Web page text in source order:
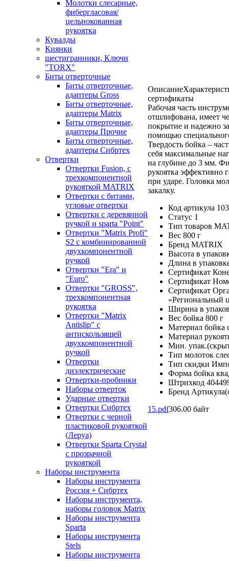
Молотки слесарные,
фибергласовая/
цельнокованная
рукоятка
Кувалды
Киянки
шестигранники, Ключи
"TORX"
Биты отверточные
Биты отверточные,
адаптеры Gross
Биты отверточные,
адаптеры Matrix
Биты отверточные,
адаптеры Прочие
Биты отверточные,
адаптеры Сибртех
Отвертки
Отвертки Fusion, c
трехкомпонентной
рукояткой MATRIX
Отвертки с битами,
угловые отвертки
Отвертки с деревянной
ручкой и sparta "Point"
Отвертки "Matrix Profi"
S2 с комбинированной
двухкомпонентной
ручкой
Отвертки "Era" и
"Euro"
Отвертки "GROSS",
трехкомпонентная
рукоятка
Отвертки "Matrix
Antislip" с
антискользящей
двухкомпонентной
ручкой
Отвертки
диэлектрические
Отвертки-пробники
Наборы отверток
Ударные отвертки
Отвертки Сибртех
Отвертки с черной
пластиковой рукояткой
(Леруа)
Отвертки Sparta Сrystal
c прозрачной
рукояткой
Наборы инструмента
Наборы инструмента
Россия + Сибртех
Наборы инструмента,
наборы головок Matrix
Наборы инструмента
Sparta
Наборы инструмента
Stels
Наборы инструмента
Описание
сертификаты
Рабочая часть
отшлифована, имеет
покрытие и надежно
помощью
Твердость бойка –
себя максимальные
на глубине до 3 мм.
рукоятка эффективно
при ударе. Головка
закалку.
Код артикула
Статус 1
Тип товаров
Вес 800 г
Бренд MATRIX
Высота в
Длина в
Сертификат
Сертификат
Сертификат
«Региональный
Ширина в
Вес бойка 800 г
Материал бойка
Материал
Мин.
Тип молоток
Тип скидки
Форма бойка
Штрихкод
Бренд
15.pdf306.00 байт